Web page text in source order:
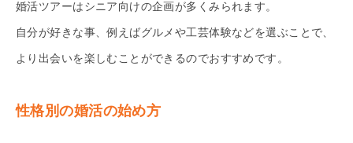
婚活ツアーはシニア向けの企画が多くみられます。
自分が好きな事、例えばグルメや工芸体験などを選ぶことで、
より出会いを楽しむことができるのでおすすめです。
性格別の婚活の始め方